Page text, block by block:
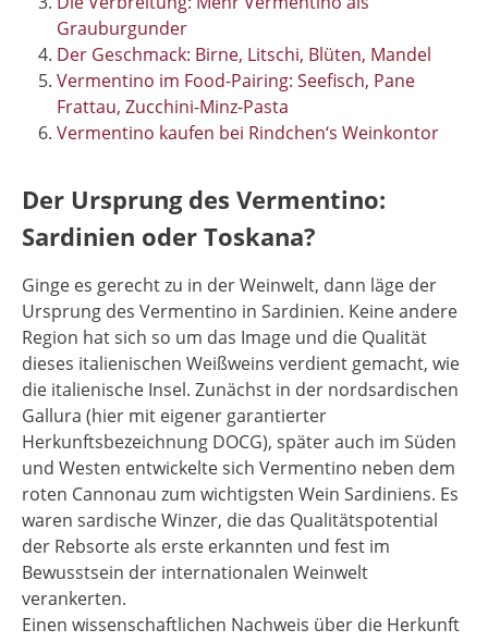
Grauburgunder
Der Geschmack: Birne, Litschi, Blüten, Mandel
Vermentino im Food-Pairing: Seefisch, Pane
Frattau, Zucchini-Minz-Pasta
Vermentino kaufen bei Rindchen‘s Weinkontor
Der Ursprung des Vermentino:
Sardinien oder Toskana?
Ginge es gerecht zu in der Weinwelt, dann läge der
Ursprung des Vermentino in Sardinien. Keine andere
Region hat sich so um das Image und die Qualität
dieses italienischen Weißweins verdient gemacht, wie
die italienische Insel. Zunächst in der nordsardischen
Gallura (hier mit eigener garantierter
Herkunftsbezeichnung DOCG), später auch im Süden
und Westen entwickelte sich Vermentino neben dem
roten Cannonau zum wichtigsten Wein Sardiniens. Es
waren sardische Winzer, die das Qualitätspotential
der Rebsorte als erste erkannten und fest im
Bewusstsein der internationalen Weinwelt
verankerten.
Einen wissenschaftlichen Nachweis über die Herkunft